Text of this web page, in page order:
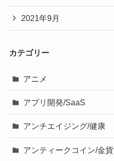
2021年9月
カテゴリー
アニメ
アプリ開発/SaaS
アンチエイジング/健康
アンティークコイン/金貨